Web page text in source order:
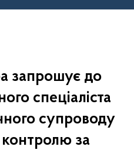
запрошує до
спеціаліста
супроводу
за